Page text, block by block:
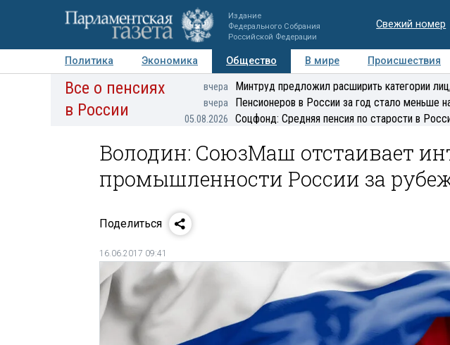
Издание
Федерального Собрания
Российской Федерации
Свежий номер
Политика Экономика Общество В мире Происшествия
Авторы Персоны Мнения Регионы Медиацентр
Все о пенсиях
в России
вчера Минтруд предложил расширить категории
вчера Пенсионеров в России за год стало меньше
05.08.2026 Соцфонд: Средняя пенсия по старости в
Володин: СоюзМаш отстаивает
промышленности России за
Поделиться
16.06.2017 09:41